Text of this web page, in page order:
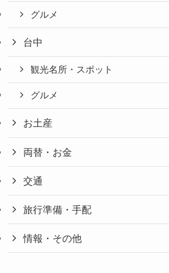
グルメ
台中
観光名所・スポット
グルメ
お土産
両替・お金
交通
旅行準備・手配
情報・その他